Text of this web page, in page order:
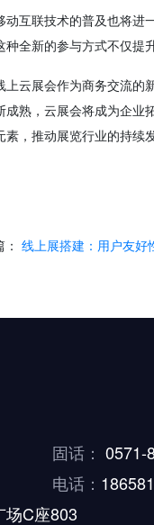
动互联技术的普及也将进
种全新的参与方式不仅提
上云展会作为商务交流的
成熟，云展会将成为企业
素，推动展览行业的持续
线上展搭建：用户友好
固话： 0571-
电话：
场C座803